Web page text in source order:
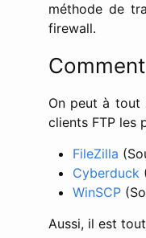
méthode de
firewall.
On peut à tout
clients FTP les
FileZilla
Cyberduck
WinSCP
Aussi, il est